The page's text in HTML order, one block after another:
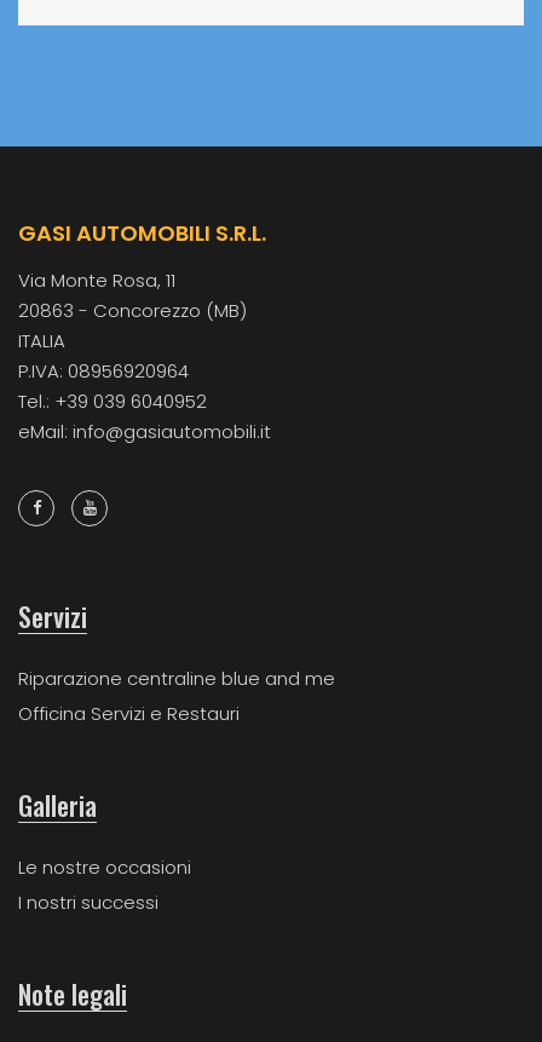
GASI AUTOMOBILI S.R.L.
Via Monte Rosa, 11
20863 - Concorezzo (MB)
ITALIA
P.IVA: 08956920964
Tel.: +39 039 6040952
eMail: info@gasiautomobili.it
Servizi
Riparazione centraline blue and me
Officina Servizi e Restauri
Galleria
Le nostre occasioni
I nostri successi
Note legali